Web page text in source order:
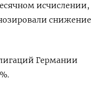
исчислении,
снижение
Германии